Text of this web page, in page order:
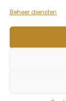
Beheer diensten
©